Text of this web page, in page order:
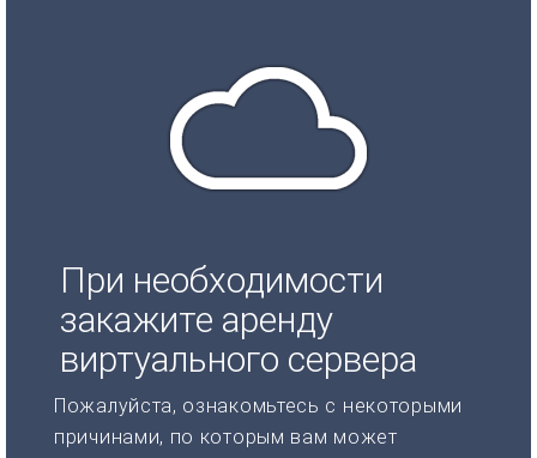
При необходимости
закажите аренду
виртуального сервера
Пожалуйста, ознакомьтесь с некоторыми
причинами, по которым вам может